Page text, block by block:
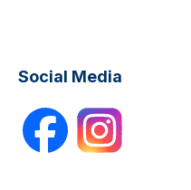
Social Media